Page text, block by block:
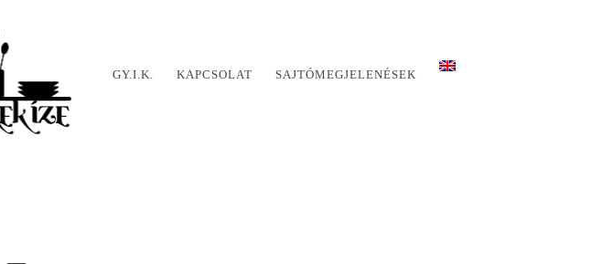
GY.I.K. KAPCSOLAT SAJTÓMEGJELENÉSEK